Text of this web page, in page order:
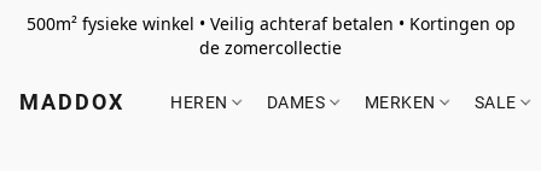
500m² fysieke winkel • Veilig achteraf betalen • Kortingen op
de zomercollectie
MADDOX HEREN DAMES MERKEN SALE